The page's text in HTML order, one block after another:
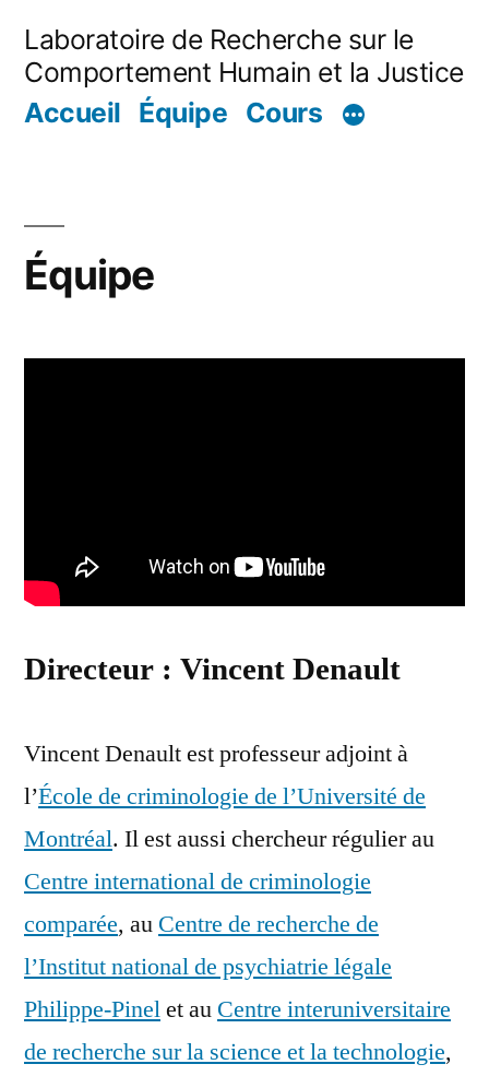
content
Laboratoire de Recherche sur le
Comportement Humain et la Justice
Accueil Équipe Cours
Équipe
Directeur : Vincent Denault
Vincent Denault est professeur adjoint à
l’École de criminologie de l’Université de
Montréal. Il est aussi chercheur régulier au
Centre international de criminologie
comparée, au Centre de recherche de
l’Institut national de psychiatrie légale
Philippe-Pinelet au Centre interuniversitaire
de recherche sur la science et la technologie,